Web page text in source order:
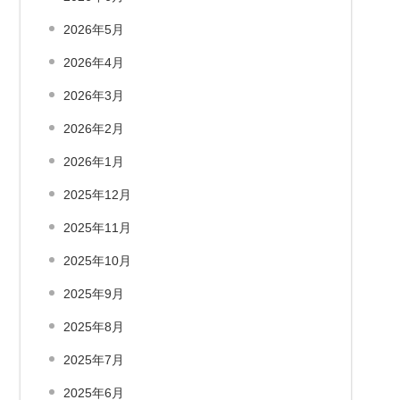
2026年5月
2026年4月
2026年3月
2026年2月
2026年1月
2025年12月
2025年11月
2025年10月
2025年9月
2025年8月
2025年7月
2025年6月